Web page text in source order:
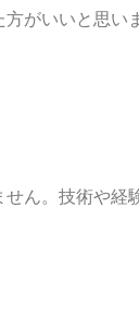
がいいと思
ん。技術や経